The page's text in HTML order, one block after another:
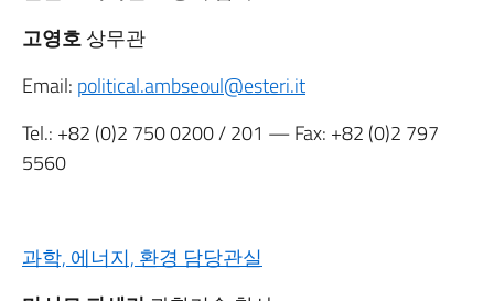
고영호상무관
Email: political.ambseoul@esteri.it
Tel.: +82 (0)2 750 0200/ 201 — Fax: +82 (0)2 797
5560
과학, 에너지, 환경 담당관실